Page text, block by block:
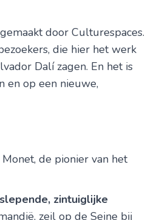
door Culturespaces.
die hier het werk
Dalí zagen. En het is
en op een nieuwe,
de pionier van het
zintuiglijke
zeil op de Seine bij